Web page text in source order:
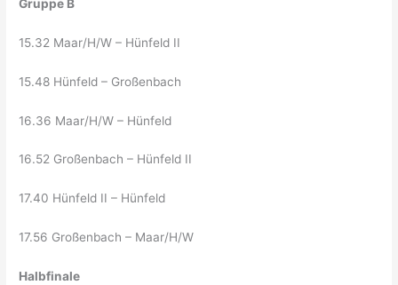
Gruppe B
15.32 Maar/H/W – Hünfeld II
15.48 Hünfeld – Großenbach
16.36 Maar/H/W – Hünfeld
16.52 Großenbach – Hünfeld II
17.40 Hünfeld II – Hünfeld
17.56 Großenbach – Maar/H/W
Halbfinale